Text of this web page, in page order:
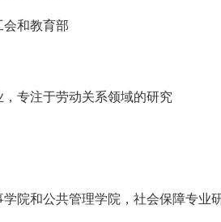
和教育部
专注于劳动关系领域的研究
院和公共管理学院，社会保障专业